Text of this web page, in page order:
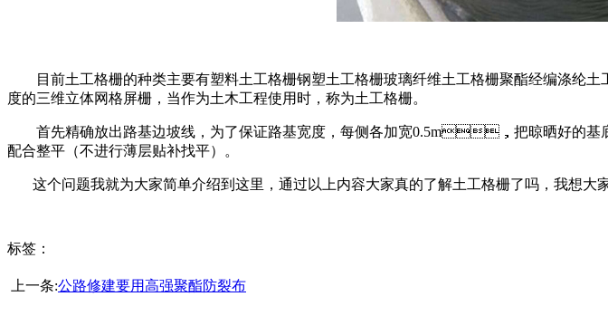
目前土工格栅的种类主要有塑料土工格栅钢塑土工格栅玻璃纤维土工格栅聚酯经编涤纶土工
度的三维立体网格屏栅，当作为土木工程使用时，称为土工格栅。
首先精确放出路基边坡线，为了保证路基宽度，每侧各加宽0.5m，把晾晒好的基
配合整平（不进行薄层贴补找平）。
这个问题我就为大家简单介绍到这里，通过以上内容大家真的了解土工格栅了吗，我想大
标签：
上一条:公路修建要用高强聚酯防裂布